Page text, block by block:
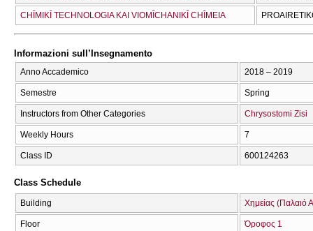
CΗĪMIKĪ TECΗNOLOGIA KAI VIOMĪCΗANIKĪ CΗĪMEIA
Informazioni sull’Insegnamento
Anno Accademico 2018 – 2019
Semestre Spring
Instructors from Other Categories Chrysostomi Zisi
Weekly Hours 7
Class ID 600124263
Class Schedule
Building Χημείας (Παλαιό
Floor Όροφος 1